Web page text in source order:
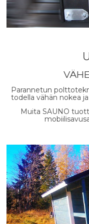
Parannetun
todella vähän nokea
Muita SAUNO